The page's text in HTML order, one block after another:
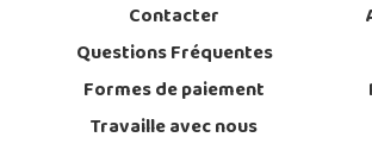
Contacter
Questions Fréquentes
Formes de paiement
Travaille avec nous